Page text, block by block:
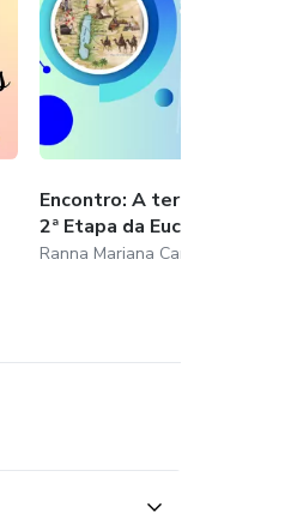
Encontro: A terra de Jesus |
2ª Etapa da Eucaristia
Ranna Mariana Campos Barroso